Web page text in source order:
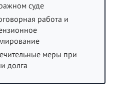
суде
работа и
меры при
долга